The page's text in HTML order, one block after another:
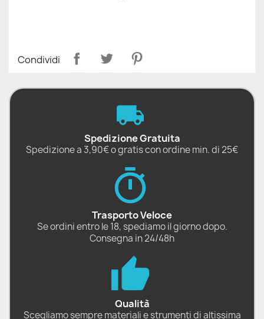
Condividi
Spedizione Gratuita
Spedizione a 3,90€ o gratis con ordine min. di 25€
Trasporto Veloce
Se ordini entro le 18, spediamo il giorno dopo.
Consegna in 24/48h
Qualità
Scegliamo sempre materiali e strumenti di altissima